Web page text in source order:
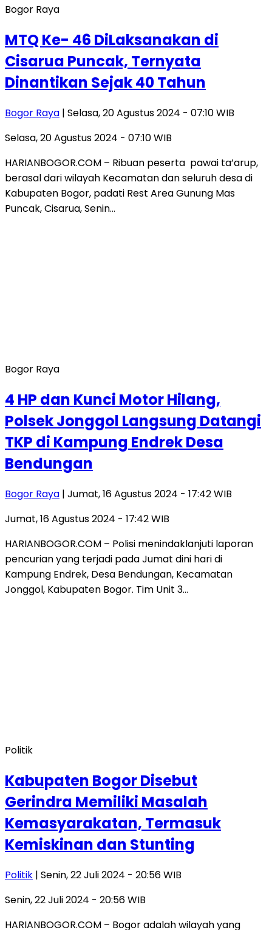
Bogor Raya
MTQ Ke- 46 DiLaksanakan di
Cisarua Puncak, Ternyata
Dinantikan Sejak 40 Tahun
Bogor Raya | Selasa, 20 Agustus 2024 - 07:10 WIB
Selasa, 20 Agustus 2024 - 07:10 WIB
HARIANBOGOR.COM – Ribuan peserta pawai ta’arup,
berasal dari wilayah Kecamatan dan seluruh desa di
Kabupaten Bogor, padati Rest Area Gunung Mas
Puncak, Cisarua, Senin…
Bogor Raya
4 HP dan Kunci Motor Hilang,
Polsek Jonggol Langsung Datangi
TKP di Kampung Endrek Desa
Bendungan
Bogor Raya | Jumat, 16 Agustus 2024 - 17:42 WIB
Jumat, 16 Agustus 2024 - 17:42 WIB
HARIANBOGOR.COM – Polisi menindaklanjuti laporan
pencurian yang terjadi pada Jumat dini hari di
Kampung Endrek, Desa Bendungan, Kecamatan
Jonggol, Kabupaten Bogor. Tim Unit 3…
Politik
Kabupaten Bogor Disebut
Gerindra Memiliki Masalah
Kemasyarakatan, Termasuk
Kemiskinan dan Stunting
Politik | Senin, 22 Juli 2024 - 20:56 WIB
Senin, 22 Juli 2024 - 20:56 WIB
HARIANBOGOR.COM – Bogor adalah wilayah yang